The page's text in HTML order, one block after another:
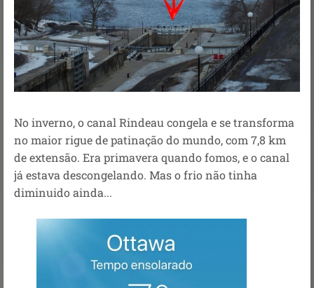
No inverno, o canal Rindeau congela e se transforma
no maior rigue de patinação do mundo, com 7,8 km
de extensão. Era primavera quando fomos, e o canal
já estava descongelando. Mas o frio não tinha
diminuido ainda...